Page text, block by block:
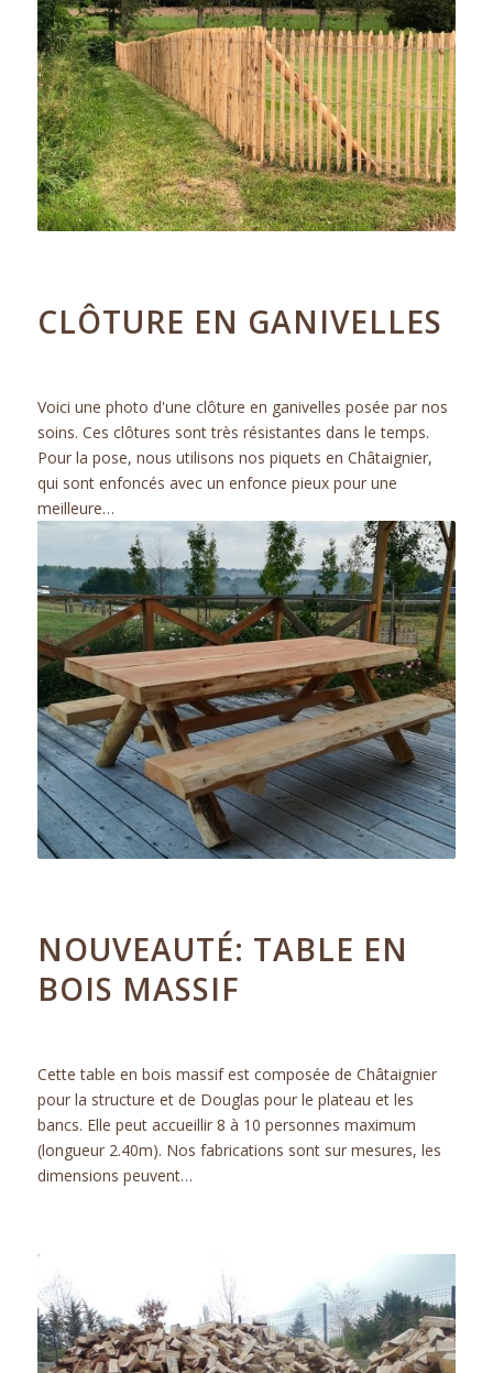
CLÔTURE EN GANIVELLES
Voici une photo d'une clôture en ganivelles posée par nos
soins. Ces clôtures sont très résistantes dans le temps.
Pour la pose, nous utilisons nos piquets en Châtaignier,
qui sont enfoncés avec un enfonce pieux pour une
meilleure…
NOUVEAUTÉ: TABLE EN
BOIS MASSIF
Cette table en bois massif est composée de Châtaignier
pour la structure et de Douglas pour le plateau et les
bancs. Elle peut accueillir 8 à 10 personnes maximum
(longueur 2.40m). Nos fabrications sont sur mesures, les
dimensions peuvent…